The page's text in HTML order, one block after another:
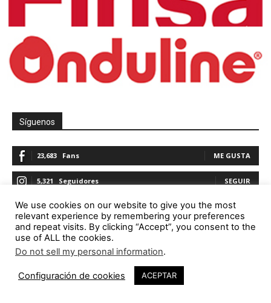
Síguenos
23,683 Fans ME GUSTA
5,321 Seguidores SEGUIR
1,844 Seguidores SEGUIR
23,782 Seguidores SEGUIR
Promoción
We use cookies on our website to give you the most
relevant experience by remembering your preferences
and repeat visits. By clicking “Accept”, you consent to the
use of ALL the cookies.
Do not sell my personal information.
Configuración de cookies ACEPTAR